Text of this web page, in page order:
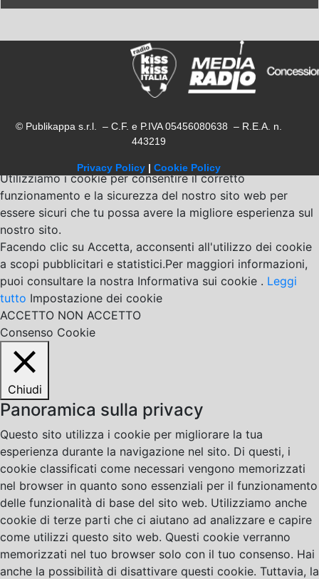
© Publikappa s.r.l. – C.F. e P.IVA 05456080638 – R.E.A. n.
443219
Privacy Policy | Cookie Policy
Utilizziamo i cookie per consentire il corretto
funzionamento e la sicurezza del nostro sito web per
essere sicuri che tu possa avere la migliore esperienza sul
nostro sito.
Facendo clic su Accetta, acconsenti all'utilizzo dei cookie
a scopi pubblicitari e statistici.Per maggiori informazioni,
puoi consultare la nostra Informativa sui cookie . Leggi
tutto Impostazione dei cookie
ACCETTO NON ACCETTO
Consenso Cookie
Chiudi
Panoramica sulla privacy
Questo sito utilizza i cookie per migliorare la tua
esperienza durante la navigazione nel sito. Di questi, i
cookie classificati come necessari vengono memorizzati
nel browser in quanto sono essenziali per il funzionamento
delle funzionalità di base del sito web. Utilizziamo anche
cookie di terze parti che ci aiutano ad analizzare e capire
come utilizzi questo sito web. Questi cookie verranno
memorizzati nel tuo browser solo con il tuo consenso. Hai
anche la possibilità di disattivare questi cookie. Tuttavia, la